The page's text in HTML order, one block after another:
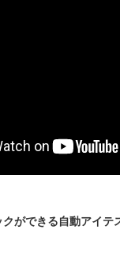
クができる自動アイ